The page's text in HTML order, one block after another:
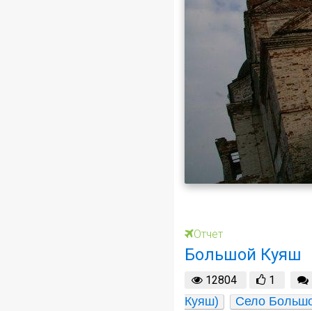
Отчет
Большой Куяш
12804 1
Куяш) Село